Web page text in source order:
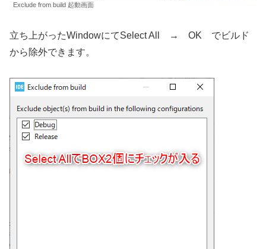
Exclude from build 起動画面
立ち上がったWindowにてSelect All → OK でビルド
から除外できます。